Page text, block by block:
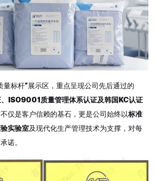
量标杆”展示区，重点呈现公司先后通过的
ISO9001质量管理体系认证及韩国KC认证
仅是客户信赖的基石，更是公司始终以标准
实验室及现代化生产管理技术为支撑，对每
诺。